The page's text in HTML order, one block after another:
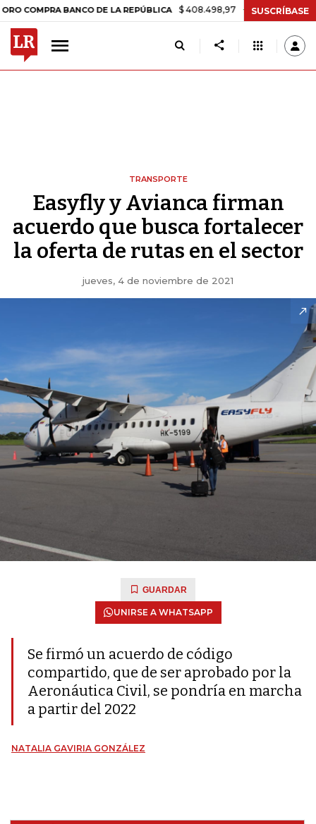
BANCO DE LA REPÚBLICA $ 408.498,97 +$ 8.753,81 +2,19%
SUSCRÍBASE
TRANSPORTE
Easyfly y Avianca firman
acuerdo que busca fortalecer
la oferta de rutas en el sector
jueves, 4 de noviembre de 2021
GUARDAR
UNIRSE A WHATSAPP
Se firmó un acuerdo de código
compartido, que de ser aprobado por la
Aeronáutica Civil, se pondría en marcha
a partir del 2022
NATALIA GAVIRIA GONZÁLEZ